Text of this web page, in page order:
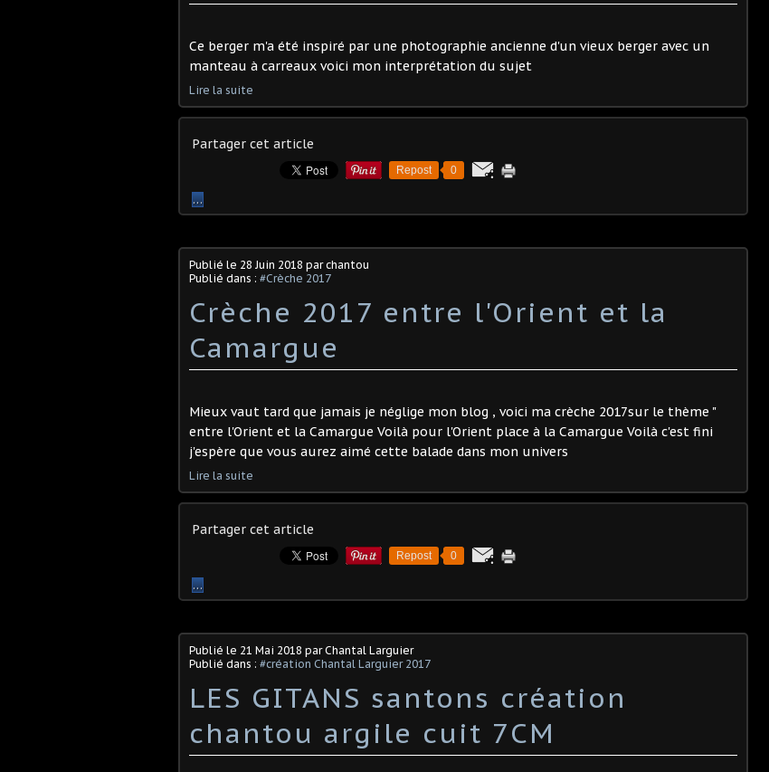
Ce berger m'a été inspiré par une photographie ancienne d'un vieux berger avec un
manteau à carreaux voici mon interprétation du sujet
Lire la suite
Partager cet article
Repost 0
…
Publié le 28 Juin 2018 par chantou
Publié dans : #Crèche 2017
Crèche 2017 entre l'Orient et la
Camargue
Mieux vaut tard que jamais je néglige mon blog , voici ma crèche 2017sur le thème "
entre l'Orient et la Camargue Voilà pour l'Orient place à la Camargue Voilà c'est fini
j'espère que vous aurez aimé cette balade dans mon univers
Lire la suite
Partager cet article
Repost 0
…
Publié le 21 Mai 2018 par Chantal Larguier
Publié dans : #création Chantal Larguier 2017
LES GITANS santons création
chantou argile cuit 7CM